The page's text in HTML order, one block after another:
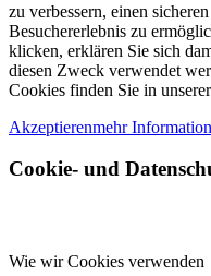
zu verbessern, einen
Besuchererlebnis zu
klicken, erklären Sie sich
diesen Zweck verwendet
Cookies finden Sie in
Akzeptierenmehr
Cookie- und
Wie wir Cookies verwenden